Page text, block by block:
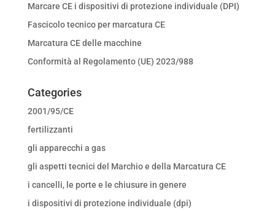
Marcare CE i dispositivi di protezione individuale (DPI)
Fascicolo tecnico per marcatura CE
Marcatura CE delle macchine
Conformità al Regolamento (UE) 2023/988
Categories
2001/95/CE
fertilizzanti
gli apparecchi a gas
gli aspetti tecnici del Marchio e della Marcatura CE
i cancelli, le porte e le chiusure in genere
i dispositivi di protezione individuale (dpi)